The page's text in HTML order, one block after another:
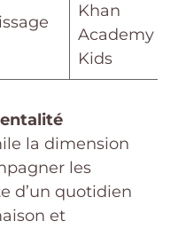
Khan
Academy
Kids
la dimension
les
d’un quotidien
et